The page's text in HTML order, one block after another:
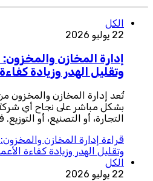
الكل
22 يوليو 2026
إدارة المخازن
وتقليل الهدر وزيادة
تُعد إدارة المخازن والمخزون
بشكل مباشر على نجاح أي
التجارة، أو التصنيع، أو
قراءة إدارة المخازن
وتقليل الهدر وزيادة كفاءة
الكل
22 يوليو 2026